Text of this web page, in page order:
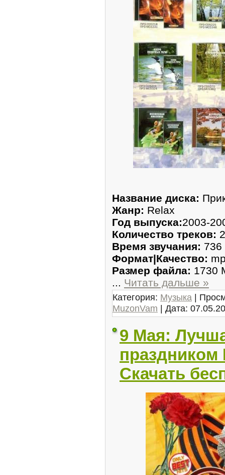
Название диска:
Жанр: Relax
Год выпуска:2003-
Количество треков:
Время звучания: 736
Формат|Качество:
Размер файла: 1730
... Читать дальше »
Категория: Музыка |
MuzonVam | Дата:
9 Мая:
Скачать